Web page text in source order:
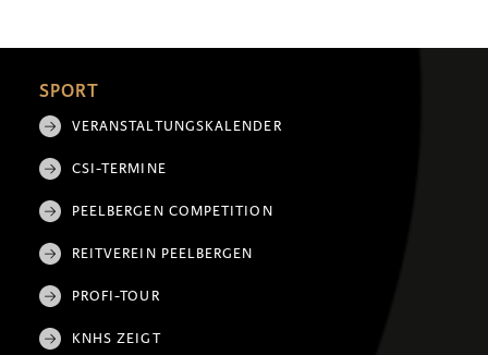
SPORT
VERANSTALTUNGSKALENDER
CSI-TERMINE
PEELBERGEN COMPETITION
REITVEREIN PEELBERGEN
PROFI-TOUR
KNHS ZEIGT